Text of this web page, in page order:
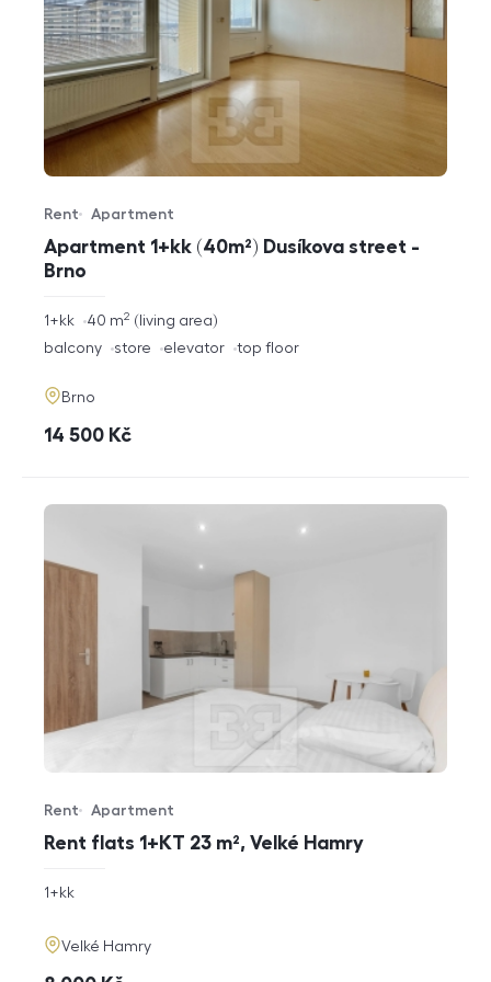
Apartment 1+kk (40m²) Dusíkova street -
Brno
Offer type
Rent
Property type
Apartment
rozměry
1+kk living area
40 m2
funkce
balcony store elevator top floor
adresa
Brno
cena
14 500 Kč
Rent flats 1+KT 23 m², Velké Hamry
Offer type
Rent
Property type
Apartment
rozměry
1+kk
adresa
Velké Hamry